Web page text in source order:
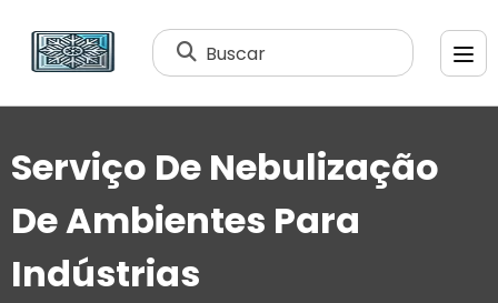
Buscar
Serviço De Nebulização
De Ambientes Para
Indústrias